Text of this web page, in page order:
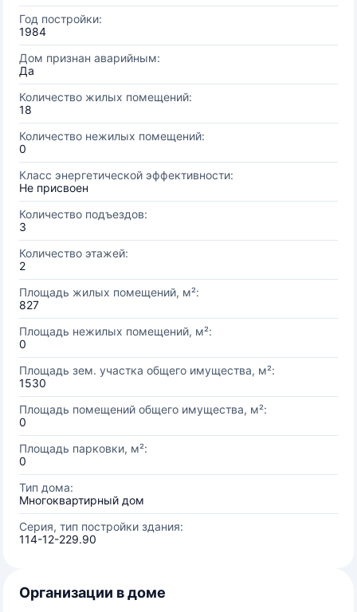
Год постройки:
1984
Дом признан аварийным:
Да
Количество жилых помещений:
18
Количество нежилых помещений:
0
Класс энергетической эффективности:
Не присвоен
Количество подъездов:
3
Количество этажей:
2
Площадь жилых помещений, м²:
827
Площадь нежилых помещений, м²:
0
Площадь зем. участка общего имущества, м²:
1530
Площадь помещений общего имущества, м²:
0
Площадь парковки, м²:
0
Тип дома:
Многоквартирный дом
Серия, тип постройки здания:
114-12-229.90
Организации в доме